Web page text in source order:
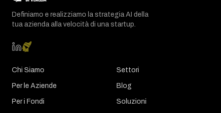
Definiamo e realizziamo la strategia AI della
tua azienda alla velocità di una startup.
Chi Siamo
Per le Aziende
Per i Fondi
Settori
Blog
Soluzioni